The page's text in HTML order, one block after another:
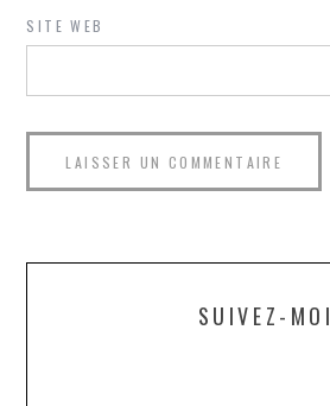
SITE WEB
SUIVEZ-MOI